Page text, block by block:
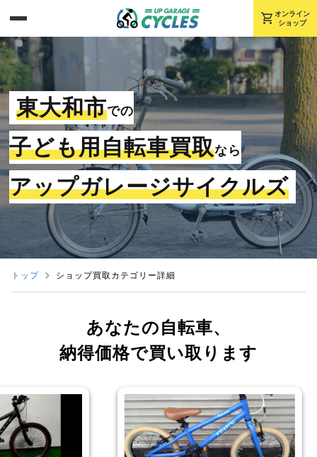
shopping_cart オンライン
ショップ
東大和市での
子ども用自転車買取なら
アップガレージサイクルズ
トップ ショップ買取カテゴリー詳細
あなたの自転車、
納得価格で買い取ります